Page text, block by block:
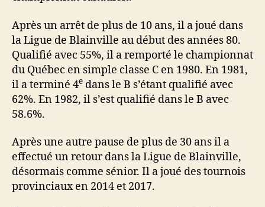
Après un arrêt de plus de 10 ans, il a joué dans
la Ligue de Blainville au début des années 80.
Qualifié avec 55%, il a remporté le championnat
du Québec en simple classe C en 1980. En 1981,
il a terminé 4e dans le B s’étant qualifié avec
62%. En 1982, il s’est qualifié dans le B avec
58.6%.
Après une autre pause de plus de 30 ans il a
effectué un retour dans la Ligue de Blainville,
désormais comme sénior. Il a joué des tournois
provinciaux en 2014 et 2017.